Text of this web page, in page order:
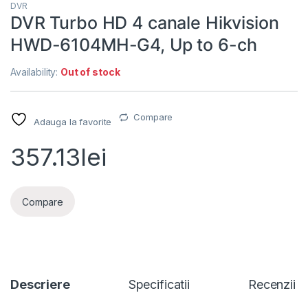
DVR
DVR Turbo HD 4 canale Hikvision
HWD-6104MH-G4, Up to 6-ch
Availability: Out of stock
Adauga la favorite Compare
357.13lei
Compare
Descriere Specificatii Recenzii